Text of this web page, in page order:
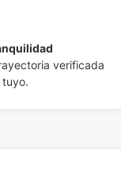
verificada
tuyo.